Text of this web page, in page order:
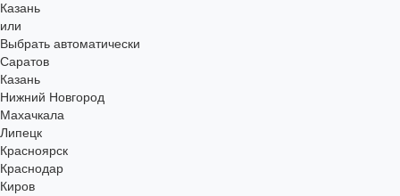
Казань
или
Выбрать автоматически
Саратов
Казань
Нижний Новгород
Махачкала
Липецк
Красноярск
Краснодар
Киров